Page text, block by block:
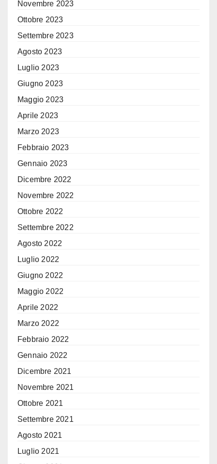
Novembre 2023
Ottobre 2023
Settembre 2023
Agosto 2023
Luglio 2023
Giugno 2023
Maggio 2023
Aprile 2023
Marzo 2023
Febbraio 2023
Gennaio 2023
Dicembre 2022
Novembre 2022
Ottobre 2022
Settembre 2022
Agosto 2022
Luglio 2022
Giugno 2022
Maggio 2022
Aprile 2022
Marzo 2022
Febbraio 2022
Gennaio 2022
Dicembre 2021
Novembre 2021
Ottobre 2021
Settembre 2021
Agosto 2021
Luglio 2021